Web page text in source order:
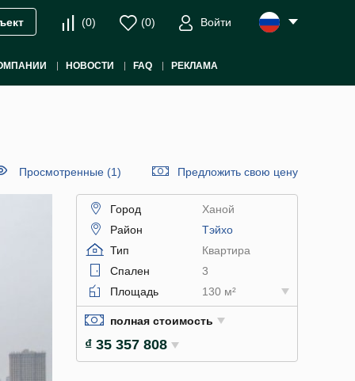
(0) (0) Войти
НОВОСТИ FAQ РЕКЛАМА
Просмотренные (1) Предложить свою цену
Город
Ханой
Район
Тэйхо
Тип
Квартира
Спален
3
Площадь
130 м²
полная стоимость
₫ 35 357 808